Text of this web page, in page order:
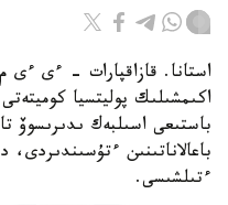
استانا. قازاقپارات – ءى
اكىمشىلىك پوليتسيا كوميتەتى
باستىعى اسىلبەك ىدىرىسوۆ
باعالاناتىنىن ءتۇسىندىردى،
ءتىلشىسى.